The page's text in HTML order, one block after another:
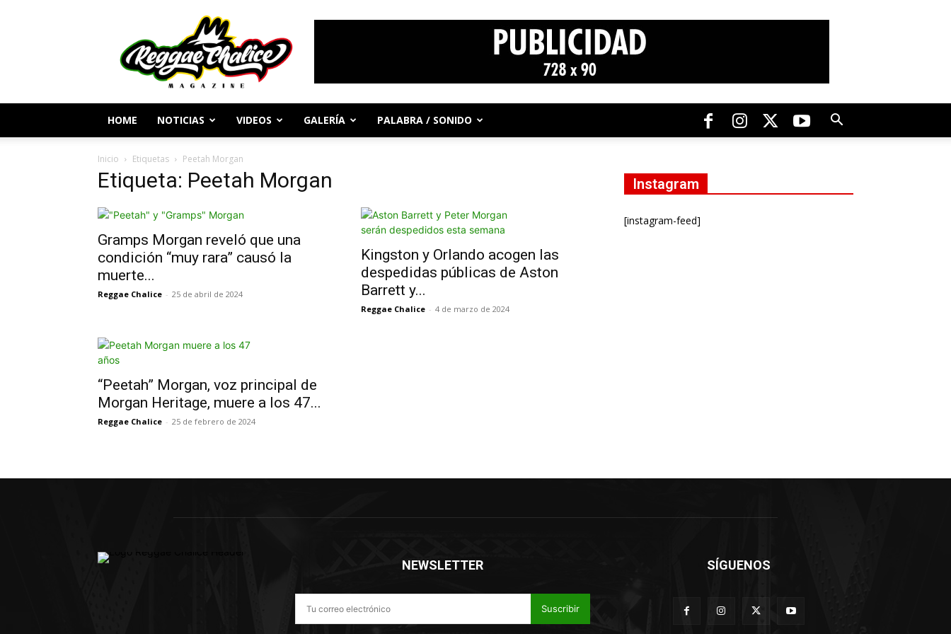
Periodismo
y
Cultura
Reggae
HOME NOTICIAS VIDEOS GALERÍA PALABRA / SONIDO
Inicio Etiquetas Peetah Morgan
Etiqueta: Peetah Morgan
Gramps Morgan reveló que una
condición “muy rara” causó la
muerte...
Reggae Chalice - 25 de abril de 2024
Kingston y Orlando acogen las
despedidas públicas de Aston
Barrett y...
Reggae Chalice - 4 de marzo de 2024
“Peetah” Morgan, voz principal de
Morgan Heritage, muere a los 47...
Reggae Chalice - 25 de febrero de 2024
Instagram
[instagram-feed]
NEWSLETTER
Suscribir
SÍGUENOS